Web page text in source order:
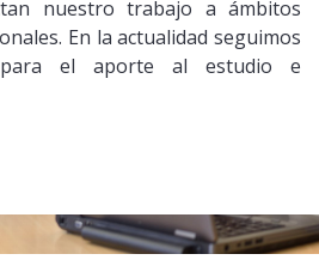
nuestro trabajo a ámbitos
En la actualidad seguimos
para el aporte al estudio e